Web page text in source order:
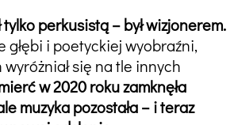
perkusistą – był wizjonerem.
głębi i poetyckiej wyobraźni,
wyróżniał się na tle innych
w 2020 roku zamknęła
muzyka pozostała – i teraz